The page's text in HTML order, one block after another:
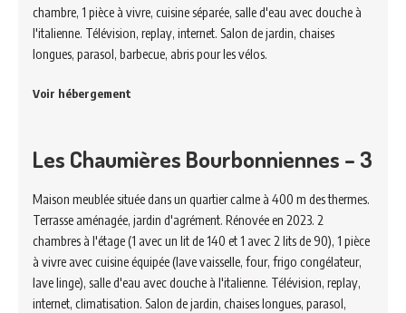
chambre, 1 pièce à vivre, cuisine séparée, salle d'eau avec douche à
l'italienne. Télévision, replay, internet. Salon de jardin, chaises
longues, parasol, barbecue, abris pour les vélos.
Voir hébergement
Les Chaumières Bourbonniennes – 3
Maison meublée située dans un quartier calme à 400 m des thermes.
Terrasse aménagée, jardin d'agrément. Rénovée en 2023. 2
chambres à l'étage (1 avec un lit de 140 et 1 avec 2 lits de 90), 1 pièce
à vivre avec cuisine équipée (lave vaisselle, four, frigo congélateur,
lave linge), salle d'eau avec douche à l'italienne. Télévision, replay,
internet, climatisation. Salon de jardin, chaises longues, parasol,